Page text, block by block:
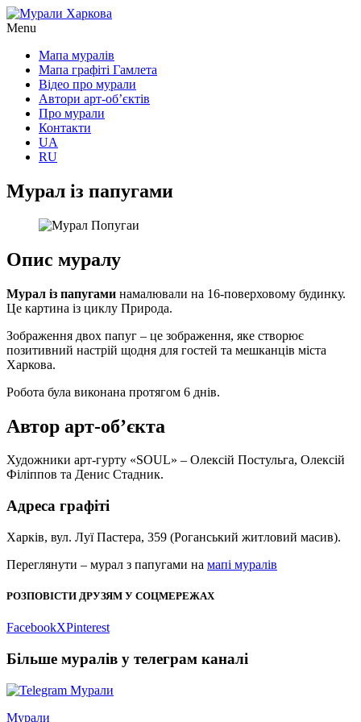
Menu
Мапа муралів
Мапа графіті Гамлета
Відео про мурали
Автори арт-об’єктів
Про мурали
Контакти
UA
RU
Мурал із папугами
Опис муралу
Мурал із папугами намалювали на 16-поверховому будинку.
Це картина із циклу Природа.
Зображення двох папуг – це зображення, яке створює
позитивний настрій щодня для гостей та мешканців міста
Харкова.
Робота була виконана протягом 6 днів.
Автор арт-об’єкта
Художники арт-гурту «SOUL» – Олексій Постульга, Олексій
Філіппов та Денис Стадник.
Адреса графіті
Харків, вул. Луї Пастера, 359 (Роганський житловий масив).
Переглянути – мурал з папугами на мапі муралів
РОЗПОВІСТИ ДРУЗЯМ У СОЦМЕРЕЖАХ
FacebookXPinterest
Більше муралів у телеграм каналі
Мурали